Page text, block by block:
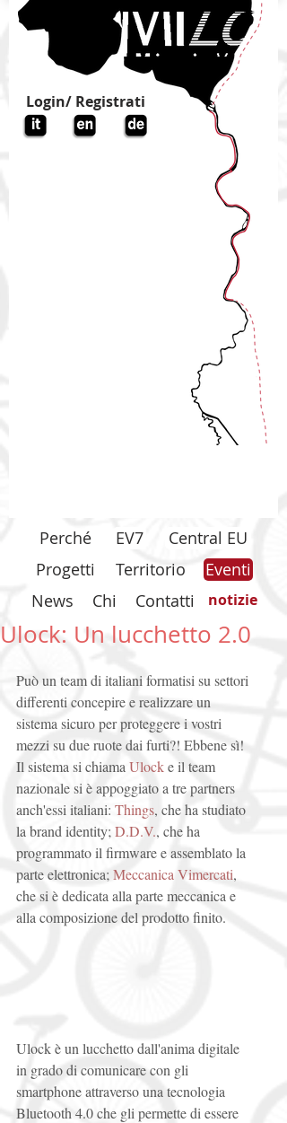
Login/ Registrati
Perché EV7
Central EU
Progetti
Territorio
Eventi
News
Chi Contatti notizie
Ulock: Un lucchetto 2.0
Può un team di italiani formatisi su settori
differenti concepire e realizzare un
sistema sicuro per proteggere i vostri
mezzi su due ruote dai furti?! Ebbene sì!
Il sistema si chiama Ulock e il team
nazionale si è appoggiato a tre partners
anch'essi italiani: Things, che ha studiato
la brand identity; D.D.V., che ha
programmato il firmware e assemblato la
parte elettronica; Meccanica Vimercati,
che si è dedicata alla parte meccanica e
alla composizione del prodotto finito.
Ulock è un lucchetto dall'anima digitale
in grado di comunicare con gli
smartphone attraverso una tecnologia
Bluetooth 4.0 che gli permette di essere